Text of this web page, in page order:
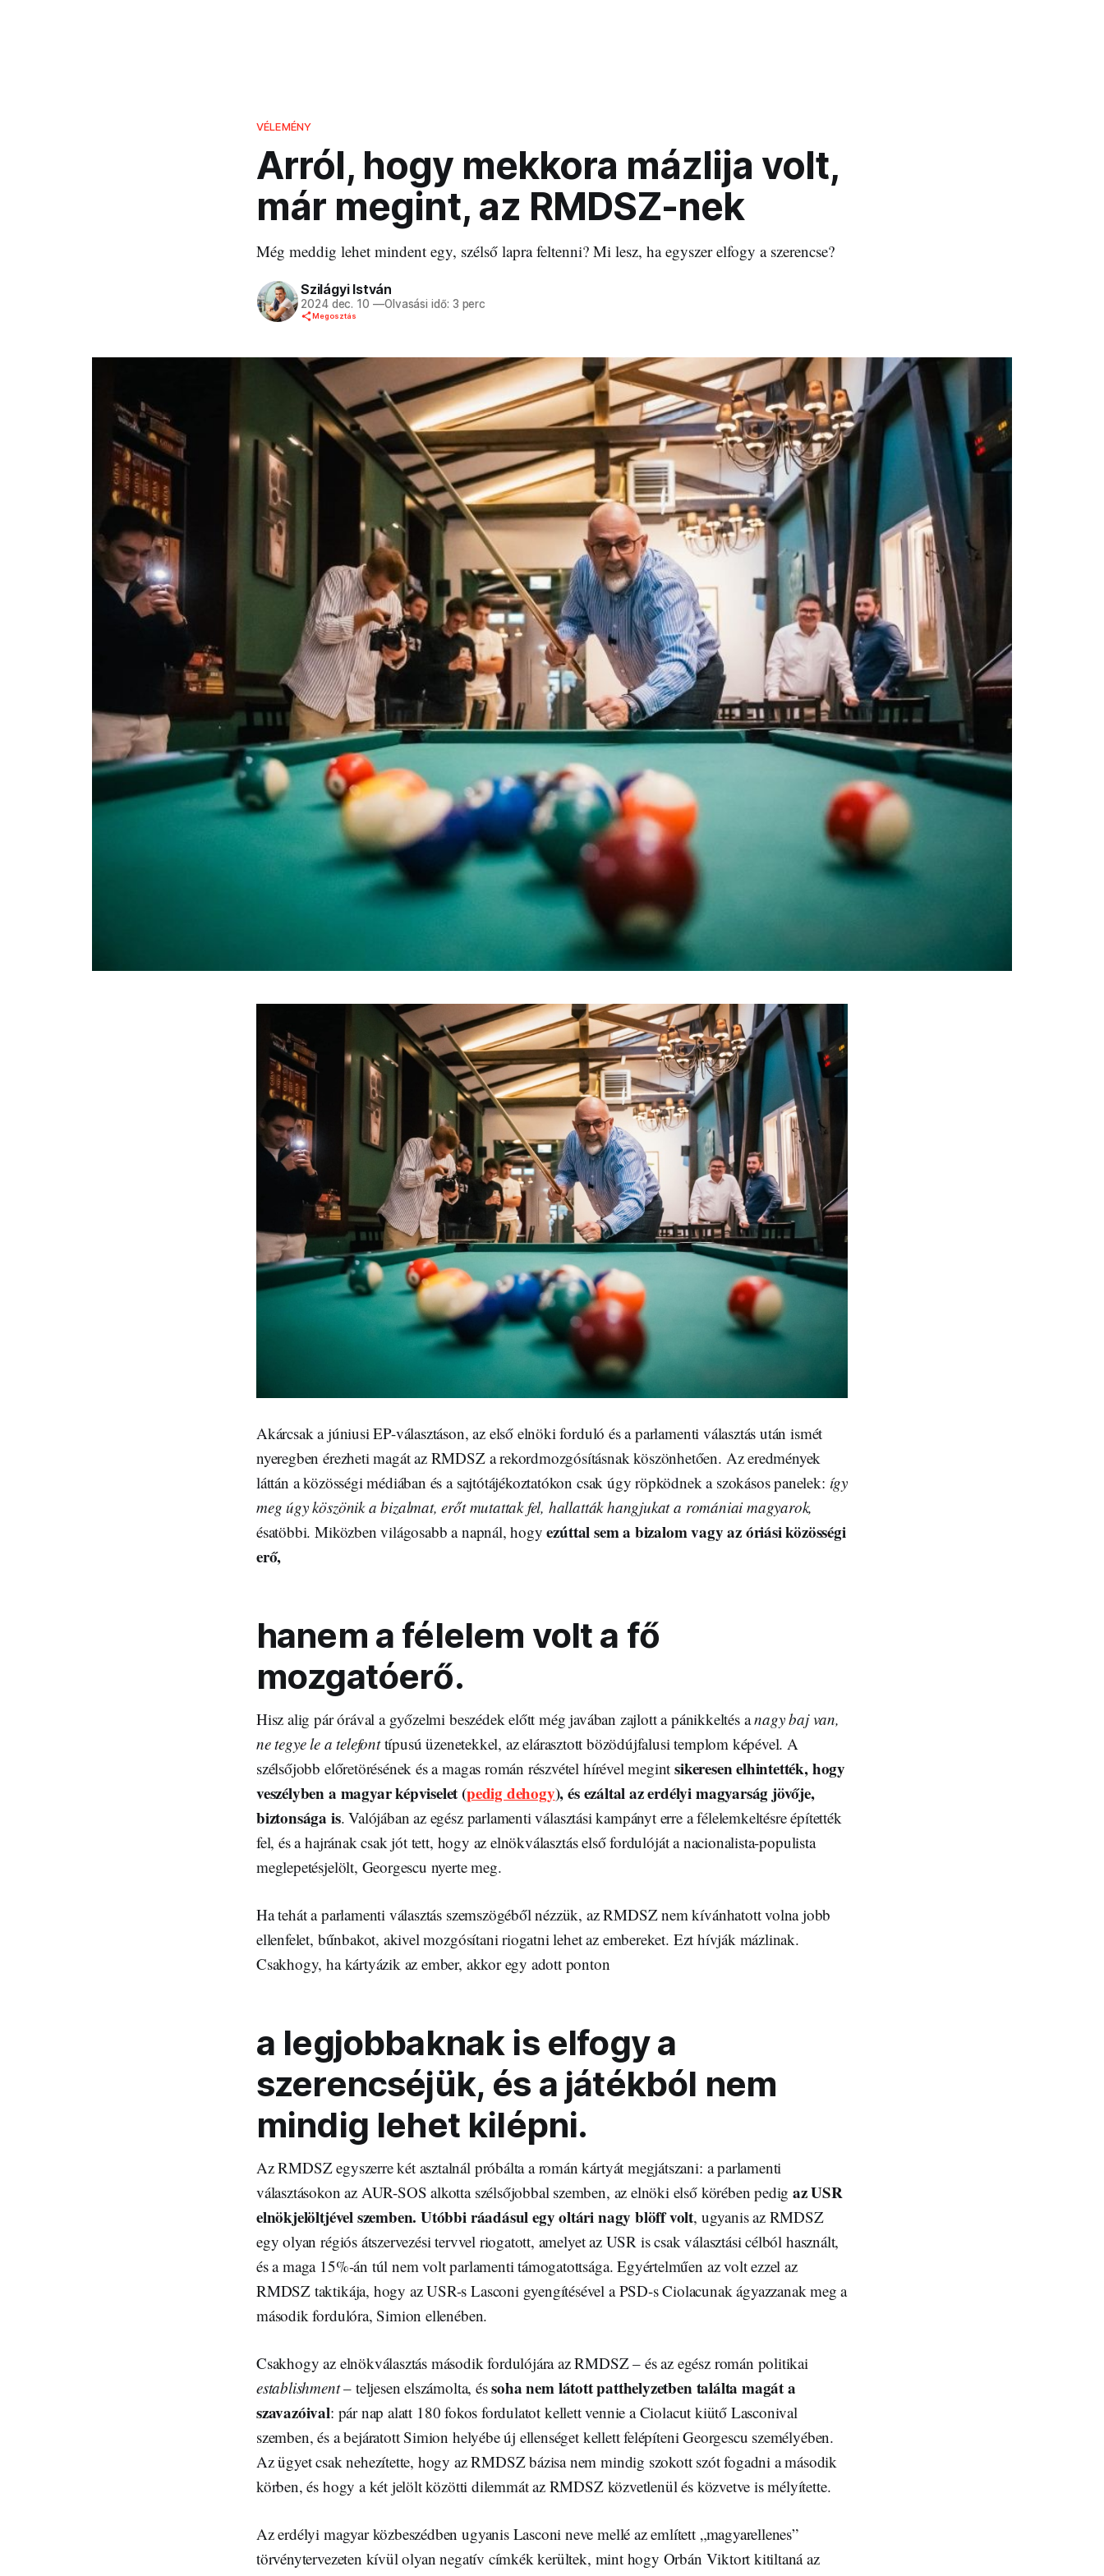
VÉLEMÉNY
Arról, hogy mekkora mázlija volt,
már megint, az RMDSZ-nek
Még meddig lehet mindent egy, szélső lapra feltenni? Mi lesz, ha egyszer elfogy a szerencse?
Szilágyi István
2024 dec. 10 —Olvasási idő: 3 perc
Megosztás
Akárcsak a júniusi EP-választáson, az első elnöki forduló és a parlamenti választás után ismét
nyeregben érezheti magát az RMDSZ a rekordmozgósításnak köszönhetően. Az eredmények
láttán a közösségi médiában és a sajtótájékoztatókon csak úgy röpködnek a szokásos panelek: így
meg úgy köszönik a bizalmat, erőt mutattak fel, hallatták hangjukat a romániai magyarok,
ésatöbbi. Miközben világosabb a napnál, hogyezúttal sem a bizalom vagy az óriási közösségi
erő,
hanem a félelem volt a fő
mozgatóerő.
Hisz alig pár órával a győzelmi beszédek előtt még javában zajlott a pánikkeltés anagy baj van,
ne tegye le a telefonttípusú üzenetekkel, az elárasztott bözödújfalusi templom képével. A
szélsőjobb előretörésének és a magas román részvétel hírével megintsikeresen elhintették, hogy
veszélyben a magyar képviselet (pedig dehogy), és ezáltal az erdélyi magyarság jövője,
biztonsága is. Valójában az egész parlamenti választási kampányt erre a félelemkeltésre építették
fel, és a hajrának csak jót tett, hogy az elnökválasztás első fordulóját a nacionalista-populista
meglepetésjelölt, Georgescu nyerte meg.
Ha tehát a parlamenti választás szemszögéből nézzük, az RMDSZ nem kívánhatott volna jobb
ellenfelet, bűnbakot, akivel mozgósítani riogatni lehet az embereket. Ezt hívják mázlinak.
Csakhogy, ha kártyázik az ember, akkor egy adott ponton
a legjobbaknak is elfogy a
szerencséjük, és a játékból nem
mindig lehet kilépni.
Az RMDSZ egyszerre két asztalnál próbálta a román kártyát megjátszani: a parlamenti
választásokon az AUR-SOS alkotta szélsőjobbal szemben, az elnöki első körében pedigaz USR
elnökjelöltjével szemben. Utóbbi ráadásul egy oltári nagy blöff volt, ugyanis az RMDSZ
egy olyan régiós átszervezési tervvel riogatott, amelyet az USR is csak választási célból használt,
és a maga 15%-án túl nem volt parlamenti támogatottsága. Egyértelműen az volt ezzel az
RMDSZ taktikája, hogy az USR-s Lasconi gyengítésével a PSD-s Ciolacunak ágyazzanak meg a
második fordulóra, Simion ellenében.
Csakhogy az elnökválasztás második fordulójára az RMDSZ – és az egész román politikai
establishment– teljesen elszámolta, éssoha nem látott patthelyzetben találta magát a
szavazóival: pár nap alatt 180 fokos fordulatot kellett vennie a Ciolacut kiütő Lasconival
szemben, és a bejáratott Simion helyébe új ellenséget kellett felépíteni Georgescu személyében.
Az ügyet csak nehezítette, hogy az RMDSZ bázisa nem mindig szokott szót fogadni a második
körben, és hogy a két jelölt közötti dilemmát az RMDSZ közvetlenül és közvetve is mélyítette.
Az erdélyi magyar közbeszédben ugyanis Lasconi neve mellé az említett „magyarellenes”
törvénytervezeten kívül olyan negatív címkék kerültek, mint hogy Orbán Viktort kitiltaná az